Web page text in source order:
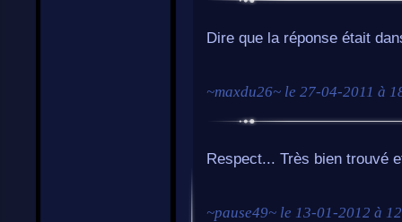
Dire que la réponse était
~maxdu26~ le 27-04-2011 à
Respect... Très bien trouvé
~pause49~ le 13-01-2012 à